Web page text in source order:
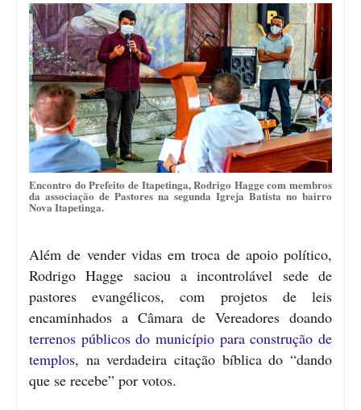
Encontro do Prefeito de Itapetinga, Rodrigo Hagge com membros
da associação de Pastores na segunda Igreja Batista no bairro
Nova Itapetinga.
Além de vender vidas em troca de apoio político,
Rodrigo Hagge saciou a incontrolável sede de
pastores evangélicos, com projetos de leis
encaminhados a Câmara de Vereadores doando
terrenos públicos do município para construção de
templos, na verdadeira citação bíblica do “dando
que se recebe” por votos.